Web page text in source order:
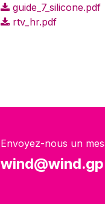
guide_7_silicone.pdf
rtv_hr.pdf
Envoyez-nous un
wind@wind.gp